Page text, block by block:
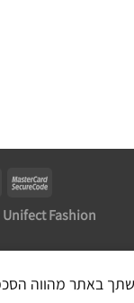
Unifect Fashion | תודה רבה לאבא |